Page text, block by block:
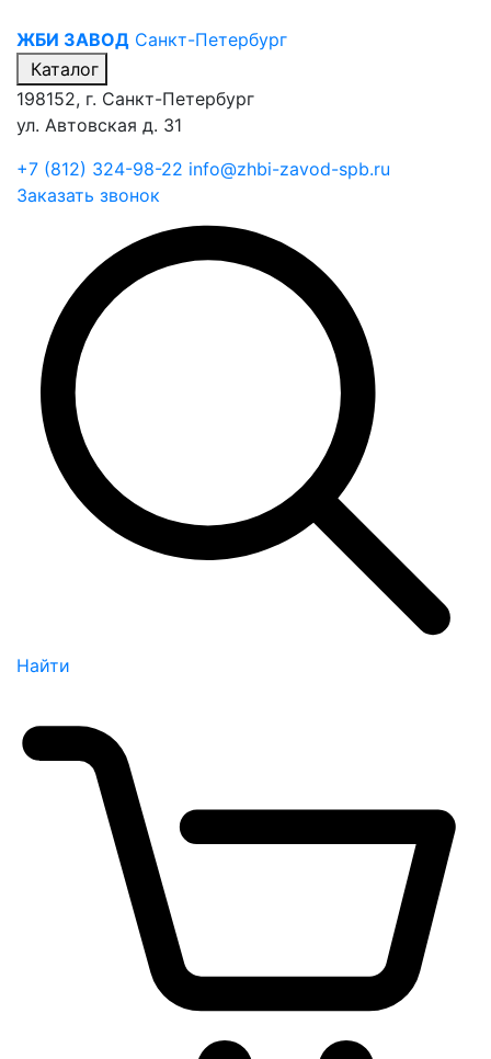
ЖБИ ЗАВОД Санкт-Петербург
Каталог
198152, г. Санкт-Петербург
ул. Автовская д. 31
+7 (812) 324-98-22 info@zhbi-zavod-spb.ru
Заказать звонок
Найти